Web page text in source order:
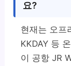
요?
현재는 오프
KKDAY 등
이 공항 JR